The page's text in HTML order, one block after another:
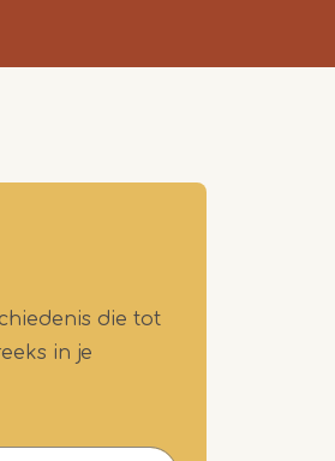
die tot
in je